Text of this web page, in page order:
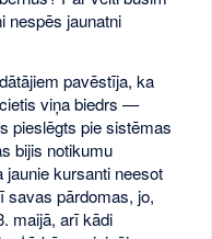
nespēs jaunatni
pavēstīja, ka
viņa biedrs —
pieslēgts pie sistēmas
bijis notikumu
kursanti neesot
savas pārdomas, jo,
maijā, arī kādi